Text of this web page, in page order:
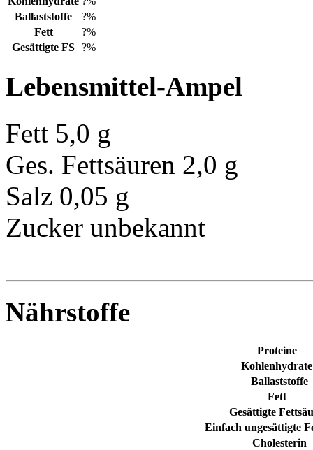
Ballaststoffe
?%
Fett
?%
Gesättigte FS ?%
Lebensmittel-Ampel
Fett 5,0 g
Ges. Fettsäuren 2,0 g
Salz 0,05 g
Zucker unbekannt
Nährstoffe
Proteine
Kohlenhydrate
Ballaststoffe
Fett
Gesättigte
Einfach ungesättigte
Cholesterin